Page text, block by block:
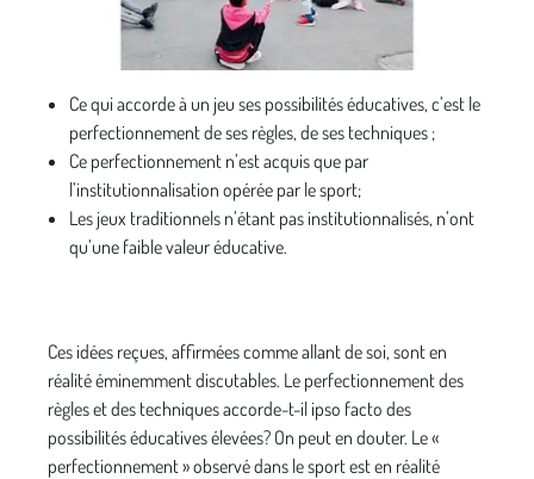
Ce qui accorde à un jeu ses possibilités éducatives, c’est le
perfectionnement de ses règles, de ses techniques ;
Ce perfectionnement n’est acquis que par
l’institutionnalisation opérée par le sport;
Les jeux traditionnels n’étant pas institutionnalisés, n’ont
qu’une faible valeur éducative.
Ces idées reçues, affirmées comme allant de soi, sont en
réalité éminemment discutables. Le perfectionnement des
règles et des techniques accorde-t-il ipso facto des
possibilités éducatives élevées? On peut en douter. Le «
perfectionnement » observé dans le sport est en réalité